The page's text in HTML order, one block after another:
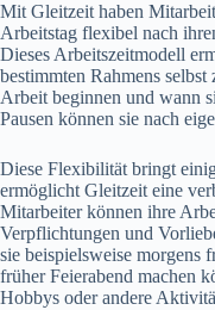
Mit Gleitzeit haben
Arbeitstag flexibel nach
Dieses Arbeitszeitmodell
bestimmten Rahmens
Arbeit beginnen und wann
Pausen können sie nach
Diese Flexibilität bringt
ermöglicht Gleitzeit eine
Mitarbeiter können ihre
Verpflichtungen und
sie beispielsweise morgens
früher Feierabend machen
Hobbys oder andere